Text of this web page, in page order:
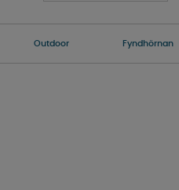
Outdoor Fyndhörnan